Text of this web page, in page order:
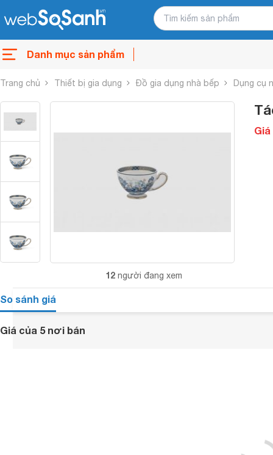
Danh mục sản phẩm
Trang chủ Thiết bị gia dụng Đồ gia dụng nhà bếp Dụng cụ
12 người đang xem
So sánh giá
Giá của 5 nơi bán